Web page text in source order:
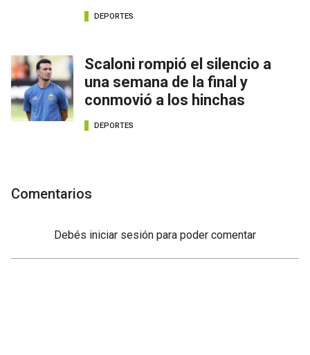
DEPORTES
Scaloni rompió el silencio a
una semana de la final y
conmovió a los hinchas
DEPORTES
Comentarios
Debés iniciar sesión para poder comentar